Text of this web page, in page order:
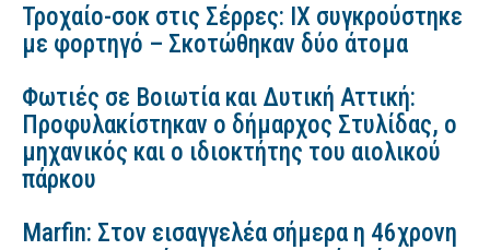
Τροχαίο-σοκ στις Σέρρες: ΙΧ συγκρούστηκε
με φορτηγό – Σκοτώθηκαν δύο άτομα
Φωτιές σε Βοιωτία και Δυτική Αττική:
Προφυλακίστηκαν ο δήμαρχος Στυλίδας, ο
μηχανικός και ο ιδιοκτήτης του αιολικού
πάρκου
Marfin: Στον εισαγγελέα σήμερα η 46χρονη